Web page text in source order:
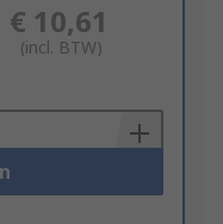
€ 10,61
(incl. BTW)